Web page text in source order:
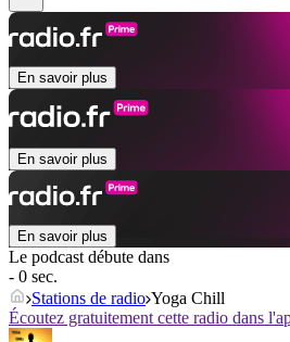
En savoir plus
En savoir plus
En savoir plus
Le podcast débute dans
- 0 sec.
Stations de radio Yoga Chill
Écoutez gratuitement cette radio dans